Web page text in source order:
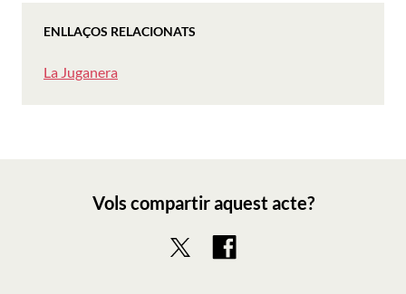
ENLLAÇOS RELACIONATS
La Juganera
Vols compartir aquest acte?